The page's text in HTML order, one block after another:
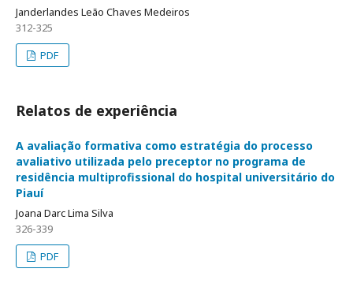
Janderlandes Leão Chaves Medeiros
312-325
PDF
Relatos de experiência
A avaliação formativa como estratégia do processo
avaliativo utilizada pelo preceptor no programa de
residência multiprofissional do hospital universitário do
Piauí
Joana Darc Lima Silva
326-339
PDF